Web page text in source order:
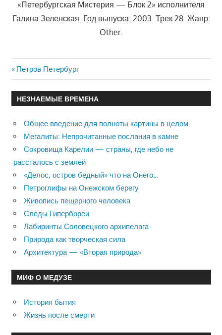
«Петербургская Мистерия — Блок 2» исполнителя
Галина Зеленская. Год выпуска: 2003. Трек 28. Жанр:
Other.
Навигация
по
записям
Previous
Post:
Петров Петербург
НЕЗНАЕМЫЕ ВРЕМЕНА
Общее введение для полноты картины в целом
Мегалиты: Непрочитанные послания в камне
Сокровища Карелии — страны, где небо не
рассталось с землей
«Делос, остров бедный» что на Онего…
Петроглифы на Онежском берегу
Живопись пещерного человека
Следы Гипербореи
Лабиринты Соловецкого архипелага
Природа как творческая сила
Архитектура — «Вторая природа»
МИФ О МЕДУЗЕ
История бытия
Жизнь после смерти